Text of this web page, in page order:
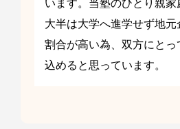
います。当塾のひとり親
大半は大学へ進学せず地元
割合が高い為、双方にとっ
込めると思っています。